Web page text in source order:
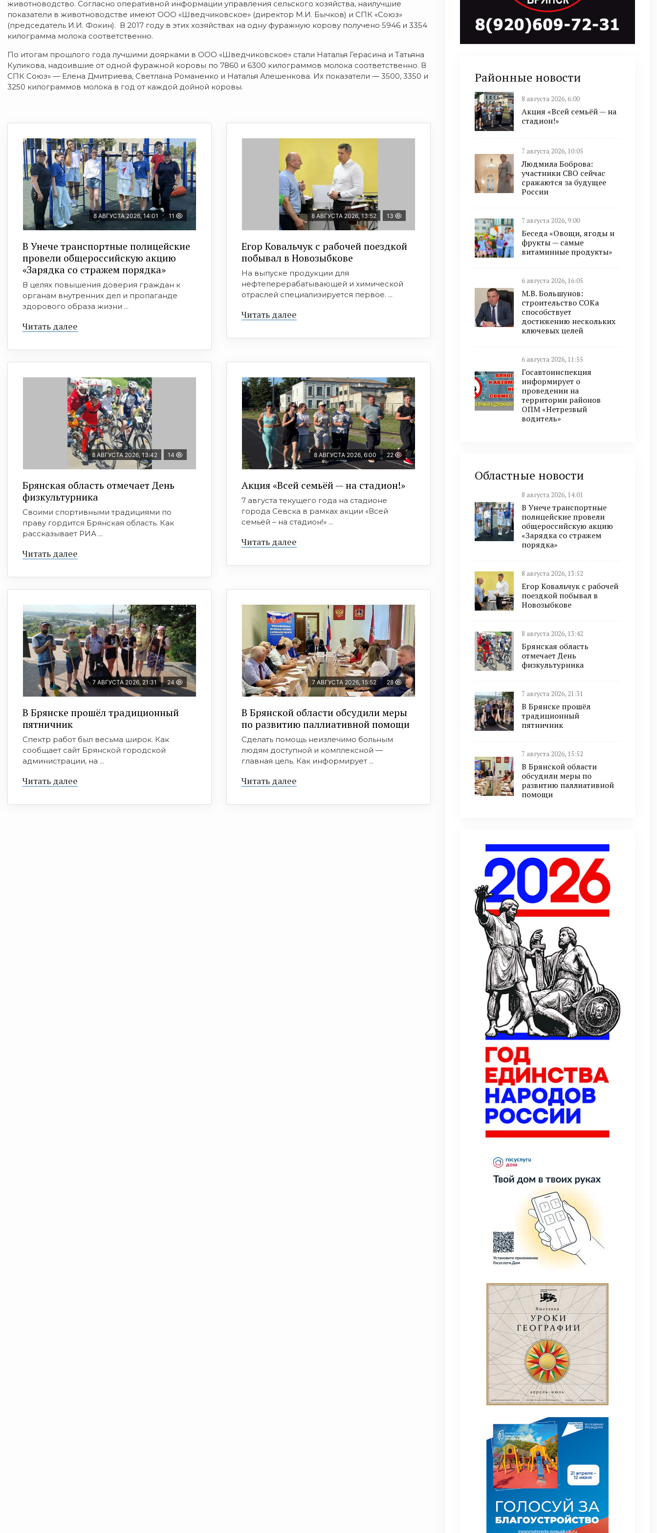
животноводство. Согласно оперативной информации управления сельского хозяйства, наилучшие
показатели в животноводстве имеют ООО «Шведчиковское» (директор М.И. Бычков) и СПК «Союз»
(председатель И.И. Фокин). В 2017 году в этих хозяйствах на одну фуражную корову получено 5946 и 3354
килограмма молока соответственно.
По итогам прошлого года лучшими доярками в ООО «Шведчиковское» стали Наталья Герасина и Татьяна
Куликова, надоившие от одной фуражной коровы по 7860 и 6300 килограммов молока соответственно. В
СПК Союз» — Елена Дмитриева, Светлана Романенко и Наталья Алешенкова. Их показатели — 3500, 3350 и
3250 килограммов молока в год от каждой дойной коровы.
8 АВГУСТА 2026, 14:01 11
В Унече транспортные полицейские
провели общероссийскую акцию
«Зарядка со стражем порядка»
В целях повышения доверия граждан к
органам внутренних дел и пропаганде
здорового образа жизни ...
Читать далее
8 АВГУСТА 2026, 13:52 13
Егор Ковальчук с рабочей поездкой
побывал в Новозыбкове
На выпуске продукции для
нефтеперерабатывающей и химической
отраслей специализируется первое. ...
Читать далее
8 АВГУСТА 2026, 13:42 14
Брянская область отмечает День
физкультурника
Своими спортивными традициями по
праву гордится Брянская область. Как
рассказывает РИА ...
Читать далее
8 АВГУСТА 2026, 6:00 22
Акция «Всей семьёй — на стадион!»
7 августа текущего года на стадионе
города Севска в рамках акции «Всей
семьёй – на стадион!» ...
Читать далее
7 АВГУСТА 2026, 21:31 24
В Брянске прошёл традиционный
пятничник
Спектр работ был весьма широк. Как
сообщает сайт Брянской городской
администрации, на ...
Читать далее
7 АВГУСТА 2026, 15:52 28
В Брянской области обсудили меры
по развитию паллиативной помощи
Сделать помощь неизлечимо больным
людям доступной и комплексной —
главная цель. Как информирует ...
Читать далее
Районные новости
8 августа 2026, 6:00
Акция «Всей семьёй — на
стадион!»
7 августа 2026, 10:05
Людмила Боброва:
участники СВО сейчас
сражаются за будущее
России
7 августа 2026, 9:00
Беседа «Овощи, ягоды и
фрукты — самые
витаминные продукты»
6 августа 2026, 16:05
М.В. Большунов:
строительство СОКа
способствует
достижению нескольких
ключевых целей
6 августа 2026, 11:55
Госавтоинспекция
информирует о
проведении на
территории районов
ОПМ «Нетрезвый
водитель»
Областные новости
8 августа 2026, 14:01
В Унече транспортные
полицейские провели
общероссийскую акцию
«Зарядка со стражем
порядка»
8 августа 2026, 13:52
Егор Ковальчук с рабочей
поездкой побывал в
Новозыбкове
8 августа 2026, 13:42
Брянская область
отмечает День
физкультурника
7 августа 2026, 21:31
В Брянске прошёл
традиционный
пятничник
7 августа 2026, 15:52
В Брянской области
обсудили меры по
развитию паллиативной
помощи